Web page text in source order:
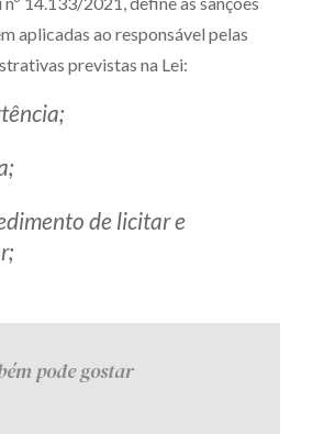
e serviços
Zênite Fácil IA
Zênite Play
Zênite Online
Zênite in Company
aplicadas ao responsável pelas
previstas na Lei:
de licitar e
pode gostar